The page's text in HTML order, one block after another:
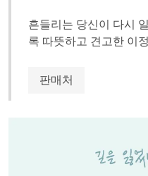
흔들리는 당신이 다시
록 따뜻하고 견고한 이
판매처